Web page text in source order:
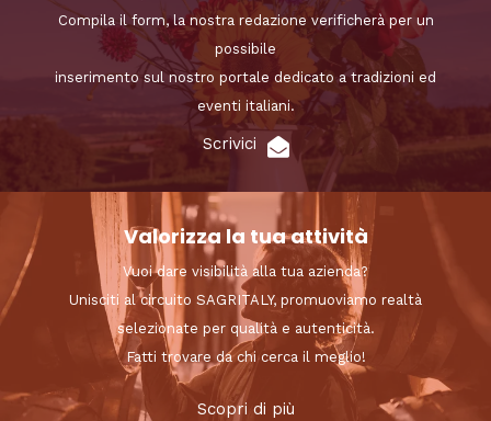
Compila il form, la nostra redazione verificherà per un
possibile
inserimento sul nostro portale dedicato a tradizioni ed
eventi italiani.
Scrivici
Valorizza la tua attività
Vuoi dare visibilità alla tua azienda?
Unisciti al circuito SAGRITALY, promuoviamo realtà
selezionate per qualità e autenticità.
Fatti trovare da chi cerca il meglio!
Scopri di più